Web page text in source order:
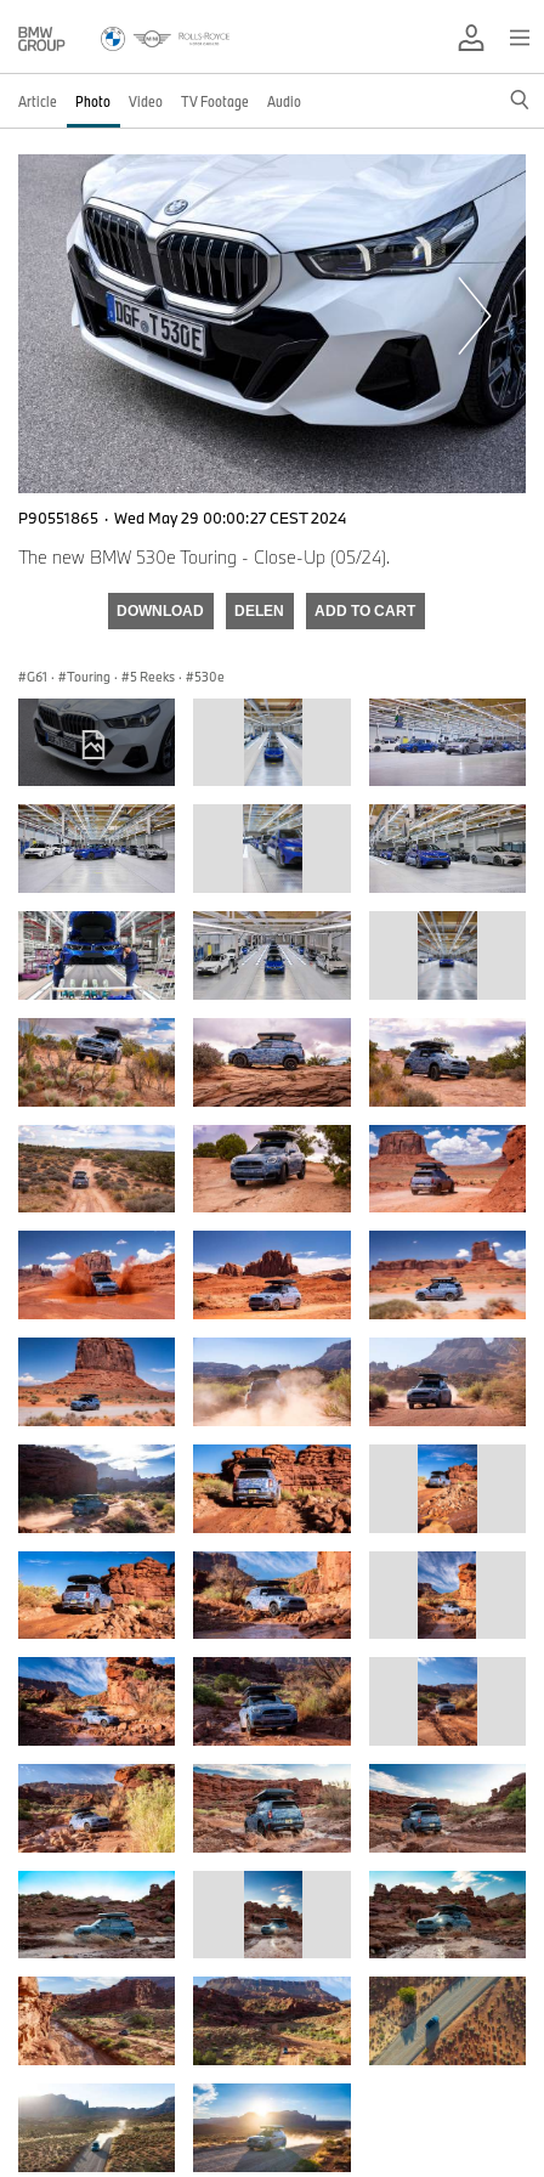
Article Photo Video TV Footage Audio
P90551865 · Wed May 29 00:00:27 CEST 2024
The new BMW 530e Touring - Close-Up (05/24).
DOWNLOAD DELEN ADD TO CART
G61 · Touring · 5 Reeks · 530e